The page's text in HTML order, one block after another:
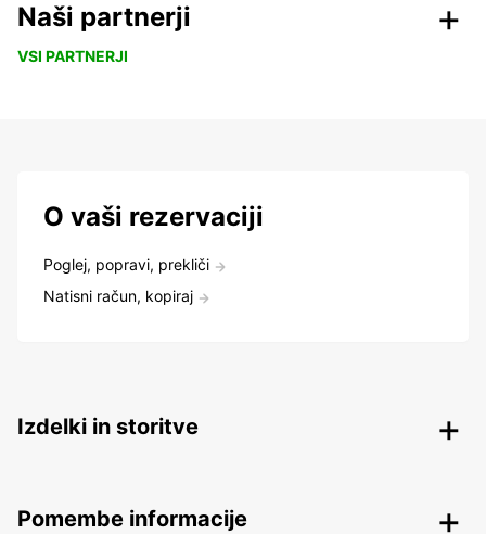
Naši partnerji
VSI PARTNERJI
O vaši rezervaciji
Poglej, popravi, prekliči
Natisni račun, kopiraj
Izdelki in storitve
Pomembe informacije